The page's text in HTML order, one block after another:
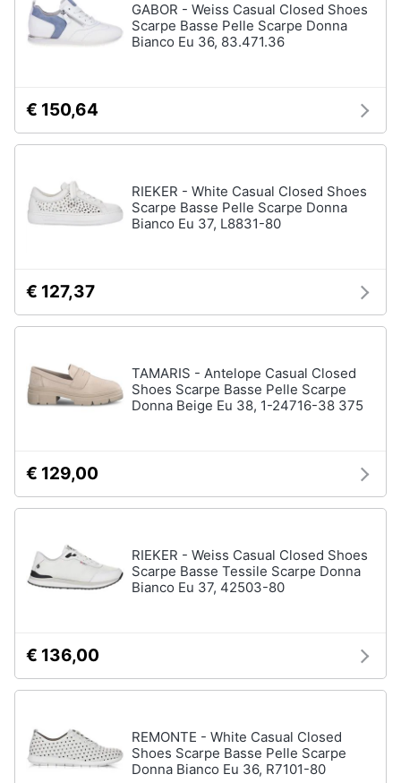
GABOR - Weiss Casual Closed Shoes
Scarpe Basse Pelle Scarpe Donna
Bianco Eu 36, 83.471.36
€ 150,64
RIEKER - White Casual Closed Shoes
Scarpe Basse Pelle Scarpe Donna
Bianco Eu 37, L8831-80
€ 127,37
TAMARIS - Antelope Casual Closed
Shoes Scarpe Basse Pelle Scarpe
Donna Beige Eu 38, 1-24716-38 375
€ 129,00
RIEKER - Weiss Casual Closed Shoes
Scarpe Basse Tessile Scarpe Donna
Bianco Eu 37, 42503-80
€ 136,00
REMONTE - White Casual Closed
Shoes Scarpe Basse Pelle Scarpe
Donna Bianco Eu 36, R7101-80